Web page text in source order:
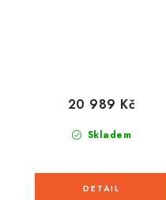
Skladem
20 989 Kč